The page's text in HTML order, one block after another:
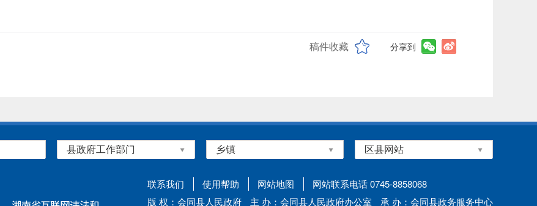
稿件收藏 分享到
联系我们 使用帮助 网站地图
网站联系电话 0745-8858068
版 权：会同县人民政府
主 办：会同县人民政府办公室 承 办：会同县政务服务中心